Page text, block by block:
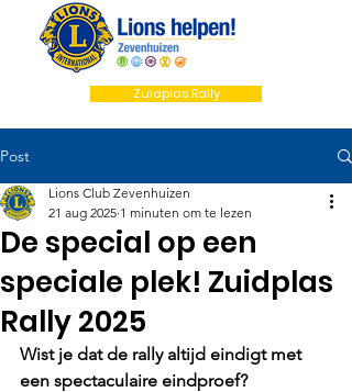
Zuidplas Rally
Post
De special op een
speciale plek! Zuidplas
Rally 2025
Lions Club Zevenhuizen
21 aug 2025 1 minuten om te lezen
Wist je dat de rally altijd eindigt met
een spectaculaire eindproef?